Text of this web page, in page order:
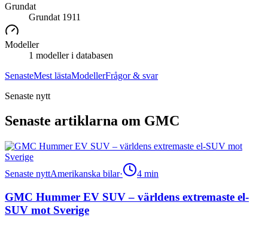
Grundat
Grundat 1911
Modeller
1 modeller i databasen
SenasteMest lästaModellerFrågor & svar
Senaste nytt
Senaste artiklarna om GMC
Senaste nyttAmerikanska bilar· 4 min
GMC Hummer EV SUV – världens extremaste el-
SUV mot Sverige